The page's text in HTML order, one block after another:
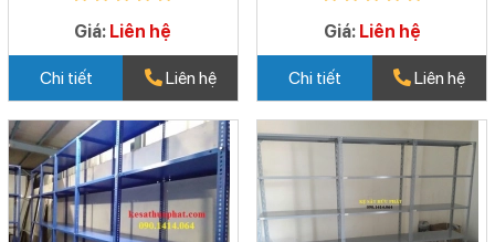
Giá: Liên hệ
Chi tiết Liên hệ
Giá: Liên hệ
Chi tiết Liên hệ